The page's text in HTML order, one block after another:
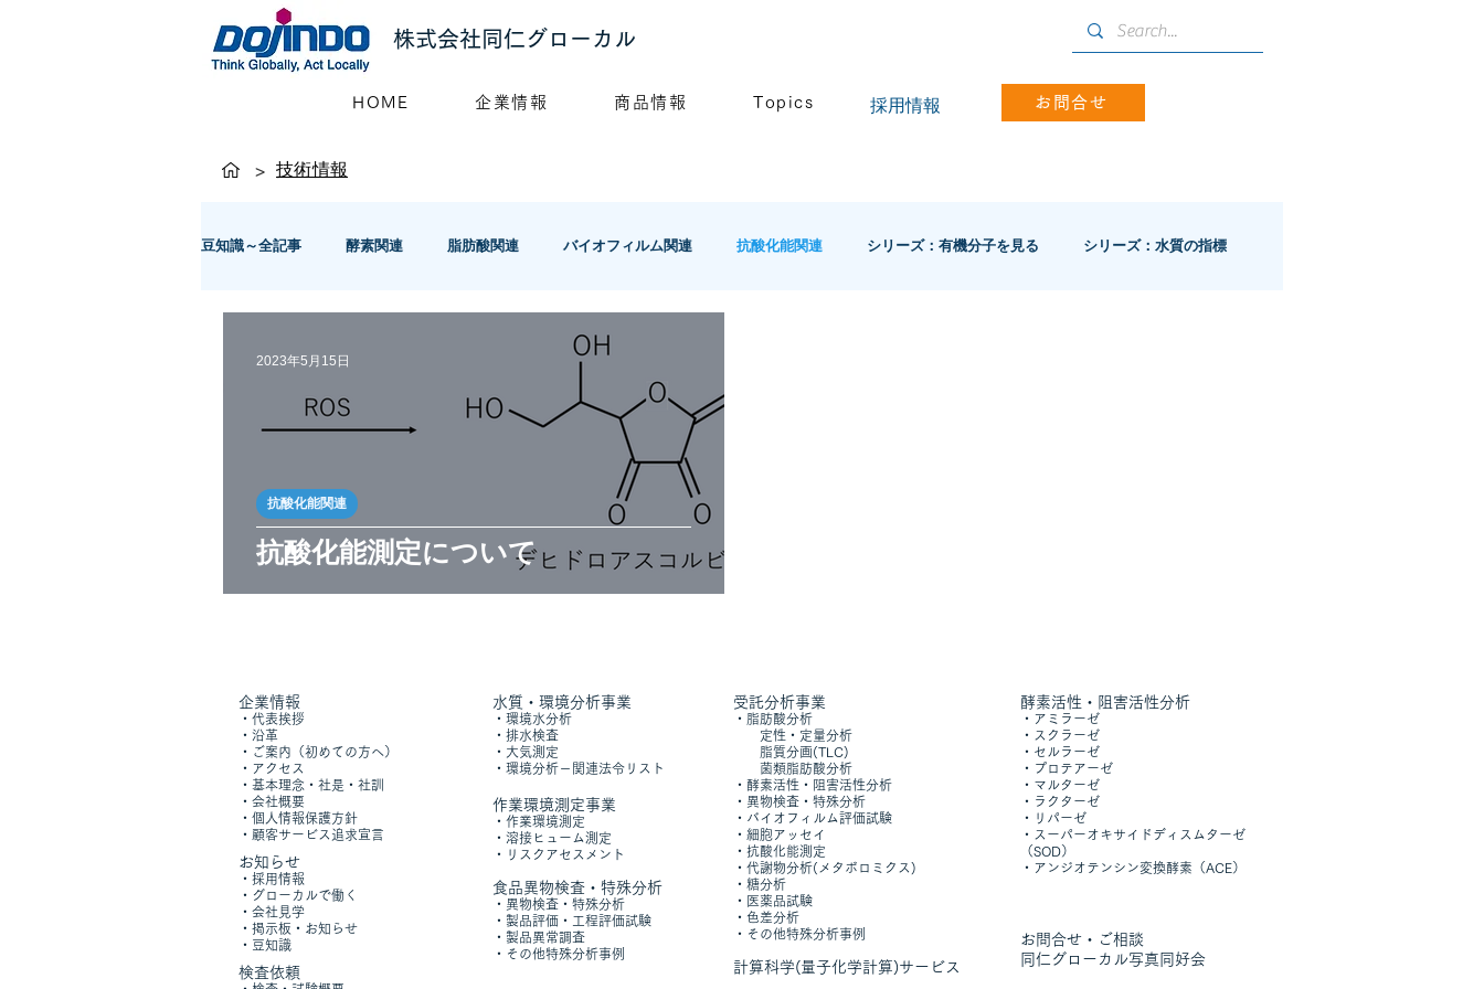
株式会社同仁グローカル
HOME 企業情報 商品情報 Topics ​採用情報 お問合せ
> 技術情報
豆知識～全記事 酵素関連 脂肪酸関連 バイオフィルム関連 抗酸化能関連 シリーズ：有機分子を見る シリーズ：水質の指標
抗酸化能測定について
抗酸化能関連
2023年5月15日
受託分析事業
・脂肪酸分析​
定性・定量分析
脂質分画(TLC)
菌類脂肪酸分析
​・ 酵素活性・阻害活性分析
・ 異物検査・特殊分析
​・ バイオフィルム評価試験
・細胞アッセイ
・ 抗酸化能測定
・ 代謝物分析(メタボロミクス)
​・ 糖分析
・
医薬品試験
​・ 色差分析
​・ その他特殊分析事例
計算科学(量子化学計算)サービス
酵素活性・阻害活性分析
・ アミラーゼ
・ スクラーゼ
​・ セルラーゼ
・ プロテアーゼ
・ マルターゼ
・ ラクターゼ
・
リパーゼ
・ スーパーオキサイドディスムターゼ
（SOD）
・ アンジオテンシン変換酵素（ACE）
お問合せ・ご相談
​ 同仁グローカル写真同好会
企業情報
​・ 代表挨拶
・沿革
・ ご案内（初めての方へ）
​・ アクセス
​・ 基本理念・社是・社訓
・ 会社概要
​・ 個人情報保護方針
​​・ 顧客サービス追求宣言
お知らせ
・採用情報
・グローカルで働く
​・ 会社見学
・掲示板・お知らせ
​ ・豆知識​
​検査依頼
水質・環境分析事業
​・ 環境水分析
・ 排水検査
・ 大気測定
・ 環境分析－ 関連法令リスト
作業環境測定事業
・ 作業環境測定
​・ 溶接ヒューム測定
・
リスクアセスメント
食品異物検査・特殊分析
・ 異物検査・特殊分析
・ 製品評価・工程評価試験
・製品異常調査
​・ その他特殊分析事例